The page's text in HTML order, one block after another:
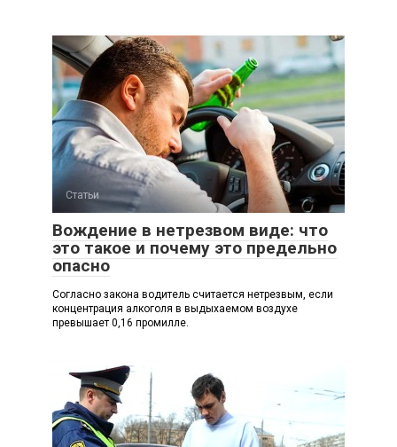
Статьи
Вождение в нетрезвом виде: что
это такое и почему это предельно
опасно
Согласно закона водитель считается нетрезвым, если
концентрация алкоголя в выдыхаемом воздухе
превышает 0,16 промилле.